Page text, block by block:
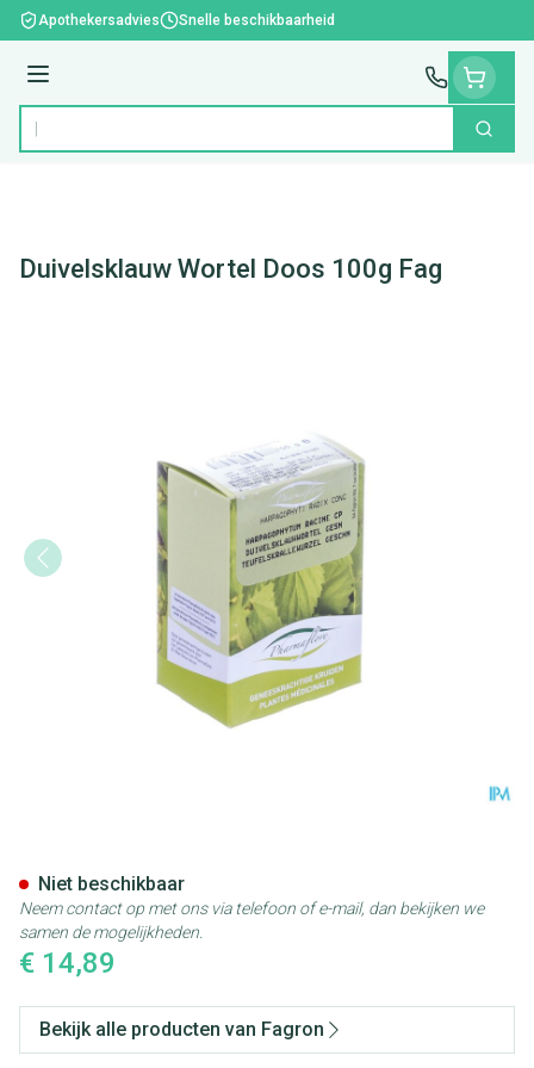
Ga naar de inhoud
Apothekersadvies Snelle beschikbaarheid
Menu
Product, merk, categorie... Zoek
Duivelsklauw Wortel Doos 100g Fag
€ 14,89
Niet beschikbaar
Neem contact op met ons via telefoon of e-mail, dan bekijken we
samen de mogelijkheden.
Bekijk alle producten van Fagron